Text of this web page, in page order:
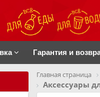
Гарантия и
Главная страница
Аксессуары